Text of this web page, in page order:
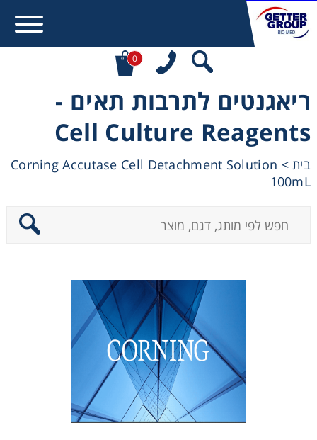
0
ריאגנטים לתרבות תאים -
Cell Culture Reagents
בית>
Corning Accutase Cell Detachment Solution
100mL
Error:Contact form not found.
מעונין לקבל הצעת מחיר או מידע עבור:
Centrifuges
Chromatography
Instrumentation
Microscopy